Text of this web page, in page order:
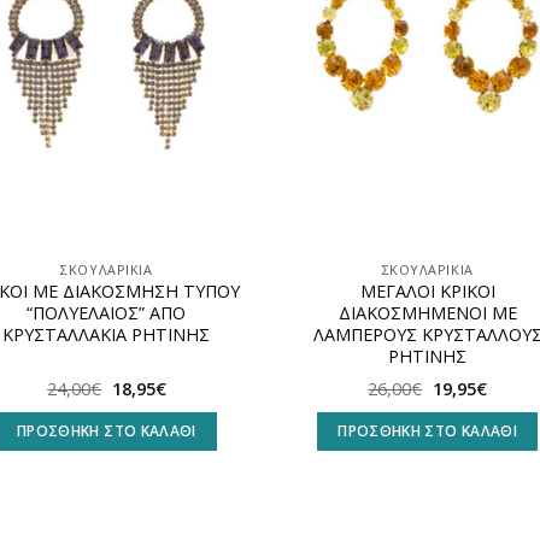
ΣΚΟΥΛΑΡΊΚΙΑ
ΜΕ ΔΙΑΚΟΣΜΗΣΗ ΤΥΠΟΥ
“ΠΟΛΥΕΛΑΙΟΣ” ΑΠΟ
ΚΡΥΣΤΑΛΛΑΚΙΑ ΡΗΤΙΝΗΣ
24,00€ Original
price
was:
24,00€.
18,95€Η
τιμή
είναι:
18,95€.
ΠΡΟΣΘΉΚΗ ΣΤΟ ΚΑΛΆΘΙ
ΣΚΟΥΛΑΡΊΚΙΑ
ΜΕΓΑΛΟΙ ΚΡΙΚΟΙ
ΔΙΑΚΟΣΜΗΜΕΝΟΙ ΜΕ
ΛΑΜΠΕΡΟΥΣ ΚΡΥΣΤΑΛΛΟΥΣ
ΡΗΤΙΝΗΣ
26,00€ Original
price
was:
26,00€.
19,95€Η
τιμή
είναι:
19,95€.
ΠΡΟΣΘΉΚΗ ΣΤΟ ΚΑΛΆΘΙ